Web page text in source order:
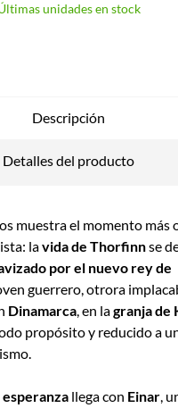
unidades en stock
Descripción
Detalles del producto
muestra el momento más
lavida de Thorfinnse
por el nuevo rey de
guerrero, otrora
Dinamarca, en lagranja de
propósito y reducido a
esperanza llega con Einar,